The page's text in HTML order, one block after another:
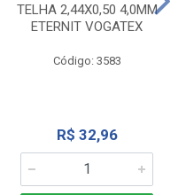
TELHA 2,44X0,50 4,0MM
ETERNIT VOGATEX
Código: 3583
R$ 32,96